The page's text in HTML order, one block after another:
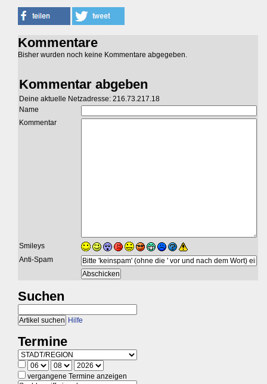
Kommentare
Bisher wurden noch keine Kommentare abgegeben.
Kommentar abgeben
Deine aktuelle Netzadresse: 216.73.217.18
Name
Kommentar
Smileys
Anti-Spam
Suchen
Hilfe
Termine
vergangene Termine anzeigen